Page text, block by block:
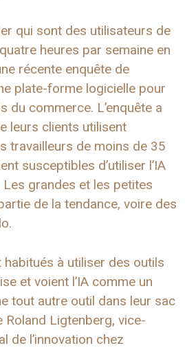
qui sont des utilisateurs de
heures par semaine en
récente enquête de
plate-forme logicielle pour
du commerce. L’enquête a
leurs clients utilisent
travailleurs de moins de 35
susceptibles d’utiliser l’IA
grandes et les petites
de la tendance, voire des
à utiliser des outils
et voient l’IA comme un
tout autre outil dans leur sac
Roland Ligtenberg, vice-
de l’innovation chez